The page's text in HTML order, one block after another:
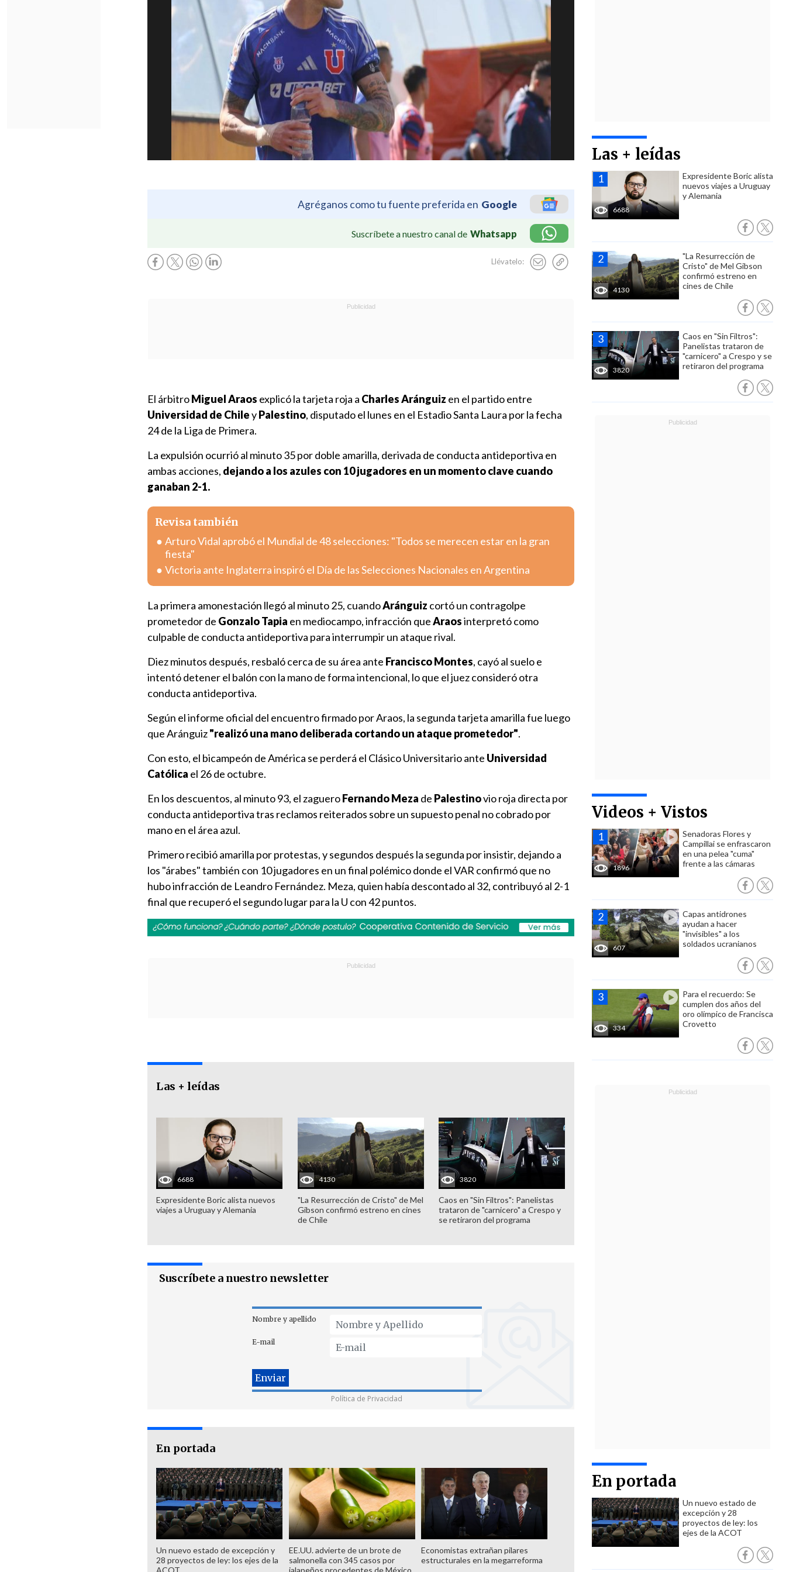
Agréganos como tu fuente preferida en Google
Suscríbete a nuestro canal de Whatsapp
Llévatelo:
Las + leídas
6688
Expresidente Boric alista
nuevos viajes a Uruguay
y Alemania
4130
"La Resurrección de
Cristo" de Mel Gibson
confirmó estreno en
cines de Chile
3820
Caos en "Sin Filtros":
Panelistas trataron de
"carnicero" a Crespo y se
retiraron del programa
Videos + Vistos
1896
Senadoras Flores y
Campillai se enfrascaron
en una pelea "cuma"
frente a las cámaras
607
Capas antidrones
ayudan a hacer
"invisibles" a los
soldados ucranianos
334
Para el recuerdo: Se
cumplen dos años del
oro olímpico de Francisca
Crovetto
En portada
Un nuevo estado de
excepción y 28
proyectos de ley: los
ejes de la ACOT
El árbitroMiguel Araos explicó la tarjeta roja a Charles Aránguiz en el partido entre
Universidad de ChileyPalestino, disputado el lunes en el Estadio Santa Laura por la fecha
24 de la Liga de Primera.
La expulsión ocurrió al minuto 35 por doble amarilla, derivada de conducta antideportiva en
ambas acciones, dejando a los azules con 10 jugadores en un momento clave cuando
ganaban 2-1.
Revisa también
Arturo Vidal aprobó el Mundial de 48 selecciones: "Todos se merecen estar en la gran
fiesta"
Victoria ante Inglaterra inspiró el Día de las Selecciones Nacionales en Argentina
La primera amonestación llegó al minuto 25, cuandoAránguiz cortó un contragolpe
prometedor de Gonzalo Tapia en mediocampo, infracción queAraosinterpretó como
culpable de conducta antideportiva para interrumpir un ataque rival.
Diez minutos después, resbaló cerca de su área ante Francisco Montes, cayó al suelo e
intentó detener el balón con la mano de forma intencional, lo que el juez consideró otra
conducta antideportiva.
Según el informe oficial del encuentro firmado por Araos, la segunda tarjeta amarilla fue luego
que Aránguiz"realizó una mano deliberada cortando un ataque prometedor".
Con esto, el bicampeón de América se perderá el Clásico Universitario ante Universidad
Católica el 26 de octubre.
En los descuentos, al minuto 93, el zagueroFernando Meza de Palestinovio roja directa por
conducta antideportiva tras reclamos reiterados sobre un supuesto penal no cobrado por
mano en el área azul.
Primero recibió amarilla por protestas, y segundos después la segunda por insistir, dejando a
los "árabes" también con 10 jugadores en un final polémico donde el VAR confirmó que no
hubo infracción de Leandro Fernández. Meza, quien había descontado al 32, contribuyó al 2-1
final que recuperó el segundo lugar para la U con 42 puntos.
Las + leídas
6688
Expresidente Boric alista nuevos
viajes a Uruguay y Alemania
4130
"La Resurrección de Cristo" de Mel
Gibson confirmó estreno en cines
de Chile
3820
Caos en "Sin Filtros": Panelistas
trataron de "carnicero" a Crespo y
se retiraron del programa
Suscríbete a nuestro newsletter
Nombre y apellido
E-mail
Política de Privacidad
En portada
Un nuevo estado de excepción y
28 proyectos de ley: los ejes de la
ACOT
EE.UU. advierte de un brote de
salmonella con 345 casos por
jalapeños procedentes de México
Economistas extrañan pilares
estructurales en la megarreforma